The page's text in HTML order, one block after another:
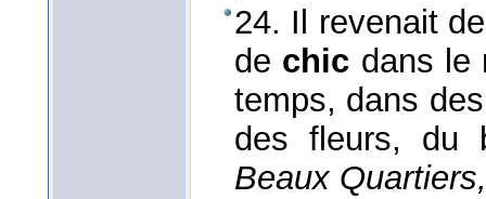
24. Il revenait
de chic dans le
temps, dans
des fleurs, du
Beaux Quartiers,